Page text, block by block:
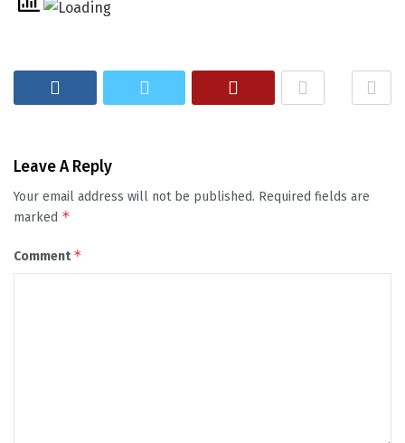
Leave A Reply
Your email address will not be published. Required fields are
marked *
Comment*